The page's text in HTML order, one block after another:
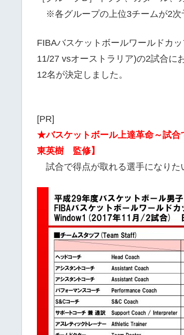
※各グループの上位3チームが2次
FIBAバスケットボールワールド
11/27 vsオーストラリア)の2試合
12名が決定しました。
[PR]
★バスケットボール上達革命～試
東英樹 監修】
試合で得点が取れる選手になりた